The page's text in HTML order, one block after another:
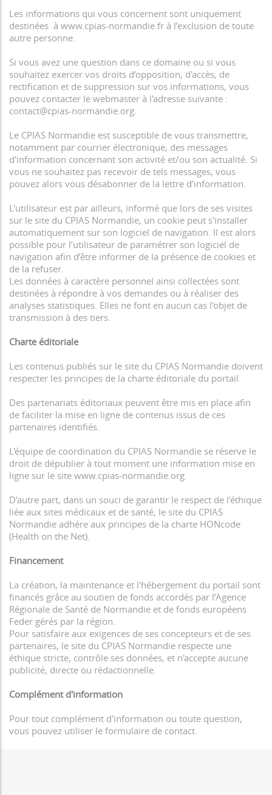
Les informations qui vous concernent sont uniquement
destinées à www.cpias-normandie.fr à l’exclusion de toute
autre personne.
Si vous avez une question dans ce domaine ou si vous
souhaitez exercer vos droits d‘opposition, d'accès, de
rectification et de suppression sur vos informations, vous
pouvez contacter le webmaster à l'adresse suivante :
contact@cpias-normandie.org.
Le CPIAS Normandie est susceptible de vous transmettre,
notamment par courrier électronique, des messages
d'information concernant son activité et/ou son actualité. Si
vous ne souhaitez pas recevoir de tels messages, vous
pouvez alors vous désabonner de la lettre d’information.
L'utilisateur est par ailleurs, informé que lors de ses visites
sur le site du CPIAS Normandie, un cookie peut s'installer
automatiquement sur son logiciel de navigation. Il est alors
possible pour l’utilisateur de paramétrer son logiciel de
navigation afin d’être informer de la présence de cookies et
de la refuser.
Les données à caractère personnel ainsi collectées sont
destinées à répondre à vos demandes ou à réaliser des
analyses statistiques. Elles ne font en aucun cas l'objet de
transmission à des tiers.
Charte éditoriale
Les contenus publiés sur le site du CPIAS Normandie doivent
respecter les principes de la charte éditoriale du portail.
Des partenariats éditoriaux peuvent être mis en place afin
de faciliter la mise en ligne de contenus issus de ces
partenaires identifiés.
L'équipe de coordination du CPIAS Normandie se réserve le
droit de dépublier à tout moment une information mise en
ligne sur le site www.cpias-normandie.org.
D'autre part, dans un souci de garantir le respect de l'éthique
liée aux sites médicaux et de santé, le site du CPIAS
Normandie adhére aux principes de la charte HONcode
(Health on the Net).
Financement
La création, la maintenance et l'hébergement du portail sont
financés grâce au soutien de fonds accordés par l’Agence
Régionale de Santé de Normandie et de fonds européens
Feder gérés par la région.
Pour satisfaire aux exigences de ses concepteurs et de ses
partenaires, le site du CPIAS Normandie respecte une
éthique stricte, contrôle ses données, et n'accepte aucune
publicité, directe ou rédactionnelle.
Complément d'information
Pour tout complément d'information ou toute question,
vous pouvez utiliser le formulaire de contact.